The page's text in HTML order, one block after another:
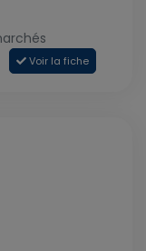
Voir la fiche